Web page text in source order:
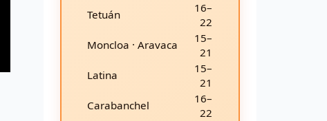
Tetuán
16–
22
Moncloa · Aravaca
15–
21
Latina
15–
21
Carabanchel
16–
22